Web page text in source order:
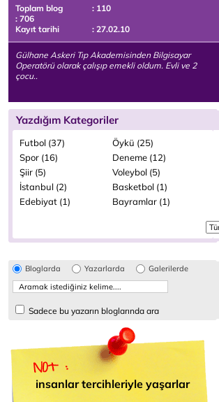
Toplam blog
: 110
: 706
Kayıt tarihi
: 27.02.10
Gülhane Askeri Tıp Akademisinden Bilgisayar
Operatörü olarak çalışıp emekli oldum. Evli ve 2
çocu..
Yazdığım Kategoriler
Futbol (37)
Öykü (25)
Spor (16)
Deneme (12)
Şiir (5)
Voleybol (5)
İstanbul (2)
Basketbol (1)
Edebiyat (1)
Bayramlar (1)
Bloglarda Yazarlarda Galerilerde
Sadece bu yazarın bloglarında ara
insanlar tercihleriyle yaşarlar